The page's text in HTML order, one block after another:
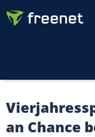
an Chance